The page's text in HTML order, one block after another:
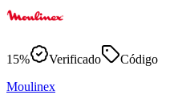
15% Verificado
Código
Moulinex